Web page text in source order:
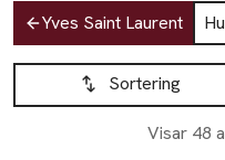
Hoppa till produktsidan
Yves Saint Laurent
Hoppa till produktsidan
Sortering
Visar 48
Lista över produkter